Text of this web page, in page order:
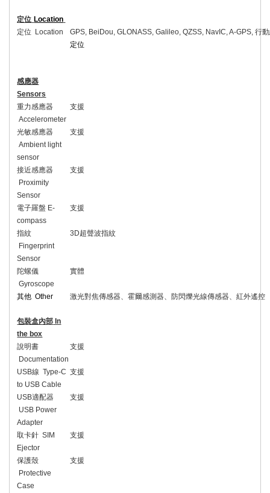
定位 Location
定位 Location GPS, BeiDou, GLONASS, Galileo, QZSS, NavIC, A-GPS,行
定位
感應器
Sensors
重力感應器
Accelerometer
支援
光敏感應器
Ambient light
sensor
支援
接近感應器
Proximity
Sensor
支援
電子羅盤 E-
compass
支援
指紋
Fingerprint
Sensor
3D超聲波指紋
陀螺儀
Gyroscope
實體
其他 Other 激光對焦傳感器、霍爾感測器、防閃爍光線傳感器、紅外遙控
包裝盒內部 In
the box
說明書
Documentation
支援
USB線 Type-C
to USB Cable
支援
USB適配器
USB Power
Adapter
支援
取卡針 SIM
Ejector
支援
保護殼
Protective
Case
支援